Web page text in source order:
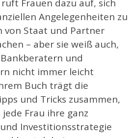
Frauen dazu auf, sich
Angelegenheiten zu
von Staat und Partner
– aber sie weiß auch,
und
nicht immer leicht
Buch trägt die
und Tricks zusammen,
Frau ihre ganz
Investitionsstrategie